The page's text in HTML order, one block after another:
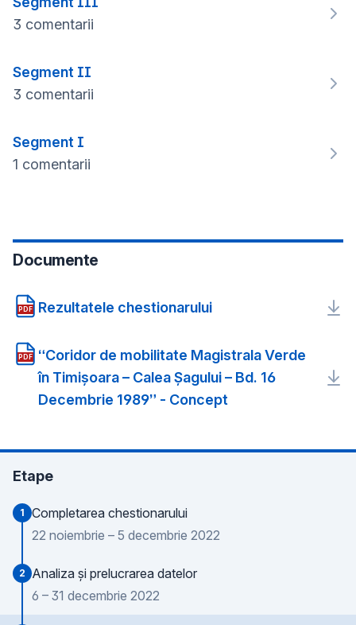
3 comentarii
Segment II
3 comentarii
Segment I
1 comentarii
Documente
PDF Rezultatele chestionarului
PDF
“Coridor de mobilitate Magistrala Verde
în Timişoara – Calea Şagului – Bd. 16
Decembrie 1989” - Concept
Etape
1
Completarea chestionarului
22 noiembrie – 5 decembrie 2022
2
Analiza și prelucrarea datelor
6 – 31 decembrie 2022